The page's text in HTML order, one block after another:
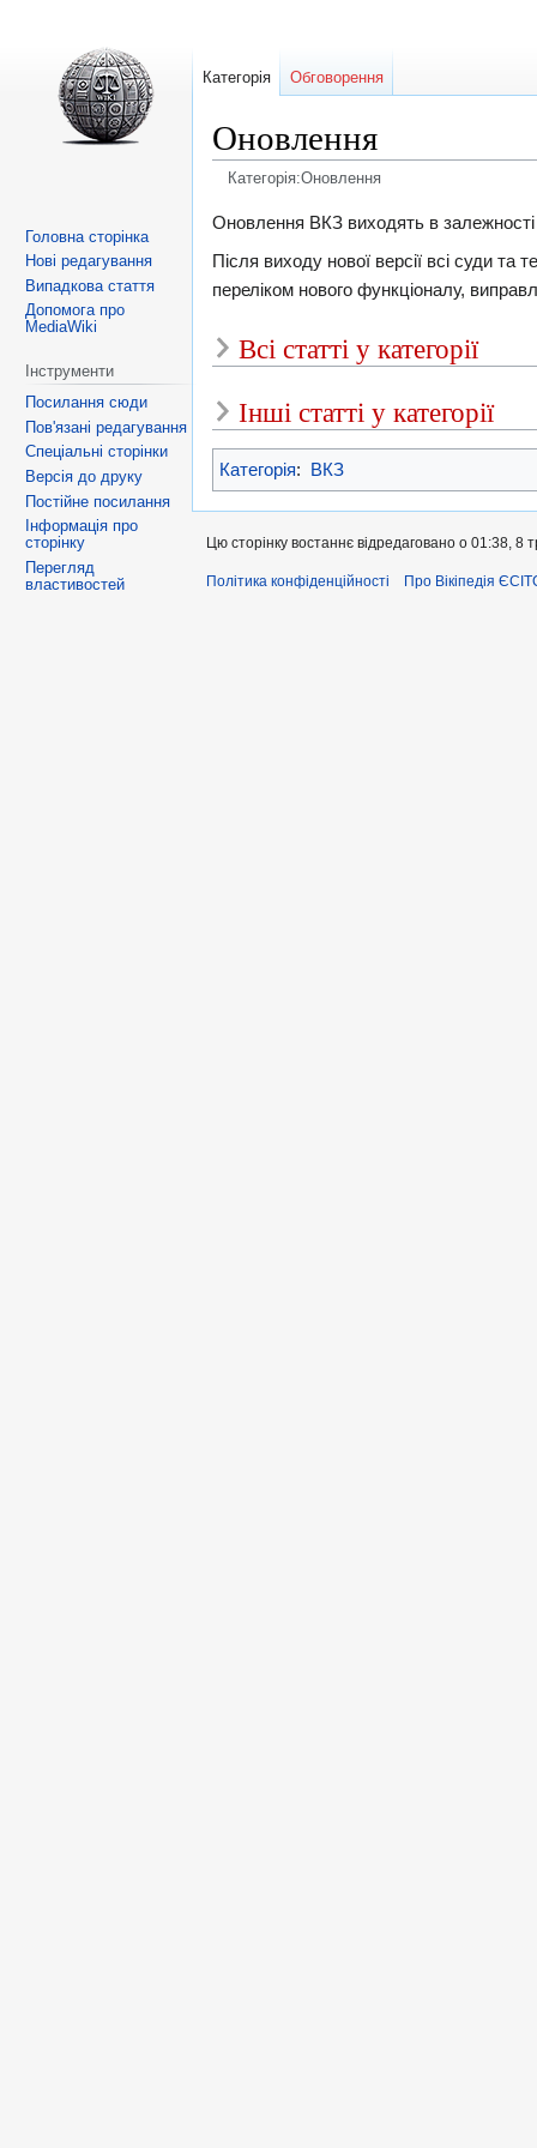
Оновлення
Категорія:Оновлення
Перейти
до
навігації
Перейти
до
пошуку
Оновлення ВКЗ виходять в
Після виходу нової версії всі суди
переліком нового функціоналу,
Всі статті у категорії
Інші статті у категорії
Категорія: ВКЗ
Категорія Обговорення
Головна сторінка
Нові редагування
Випадкова стаття
Допомога про
MediaWiki
Інструменти
Посилання сюди
Пов'язані редагування
Спеціальні сторінки
Версія до друку
Постійне посилання
Інформація про
сторінку
Перегляд
властивостей
Цю сторінку востаннє відредаговано о 01:38, 8
Політика конфіденційності Про Вікіпедія